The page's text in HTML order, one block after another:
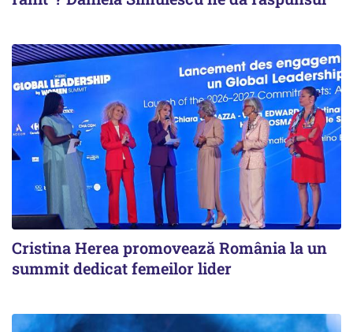
Cristina Herea promovează România la un
summit dedicat femeilor lider